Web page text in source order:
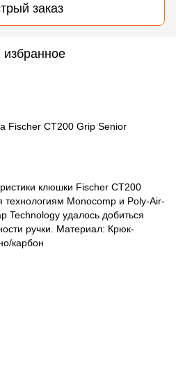
заказ
избранное
Fischer CT200 Grip Senior
клюшки Fischer CT200
технологиям Monocomp и Poly-Air-
удалось добиться
ручки. Материал: Крюк-
карбон